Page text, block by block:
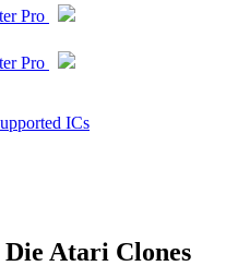
Pro
Pro
ICs
Die Atari Clones